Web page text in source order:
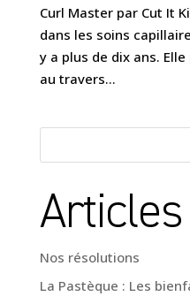
Curl Master par Cut It
dans les soins
y a plus de dix ans.
au travers...
Nos résolutions
La Pastèque : Les